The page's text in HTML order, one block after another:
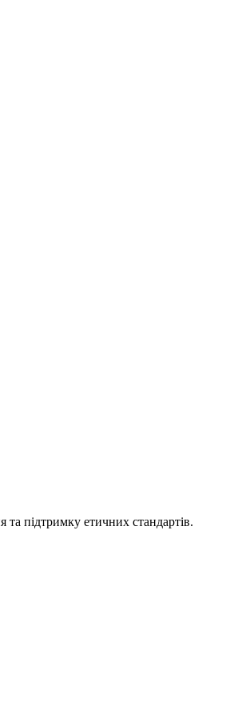
та підтримку етичних стандартів.